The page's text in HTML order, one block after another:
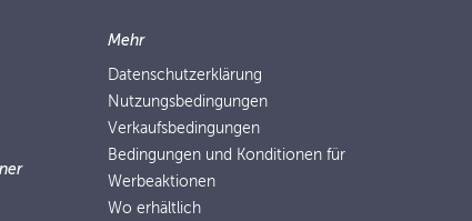
Mehr
Datenschutzerklärung
Nutzungsbedingungen
Verkaufsbedingungen
Bedingungen und Konditionen für
Werbeaktionen
Wo erhältlich